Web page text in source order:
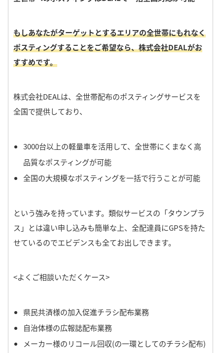
もしあなたがターゲットとするエリアの全世帯にもれなく
ポスティングすることをご希望なら、株式会社DEALがお
すすめです。
株式会社DEALは、全世帯配布のポスティングサービスを
全国で提供しており、
3000台以上の軽量車を活用して、全世帯にくまなく高
品質なポスティングが可能
全国の大規模なポスティングを一括で行うことが可能
という強みを持っています。 類似サービスの「タウンプラ
ス」とは違い申し込みも簡単な上、全配達員にGPSを持た
せているのでエビデンスも全てお出しできます。
<よくご相談いただくケース>
県民共済様の加入促進チラシ配布業務
自治体様の広報誌配布業務
メーカー様のリコール回収(の一環としてのチラシ配布)